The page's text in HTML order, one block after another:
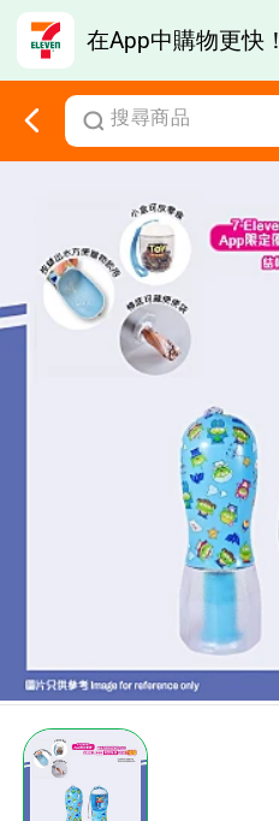
在App中購物更快！